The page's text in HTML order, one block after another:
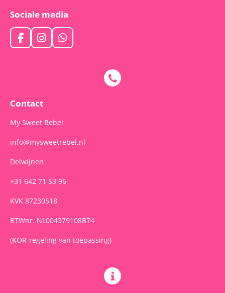
Sociale media
F
a
k
I
n
r
a
m
W
h
Contact
My Sweet Rebel
info@mysweetrebel.nl
Delwijnen
+31 642 71 53 96
KVK 87230518
BTWnr. NL004379108B74
(KOR-regeling van toepassing)